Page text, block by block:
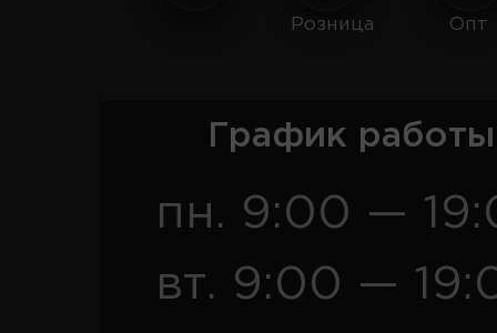
Розница Опт
График
пн. 9:00 —
вт. 9:00 —